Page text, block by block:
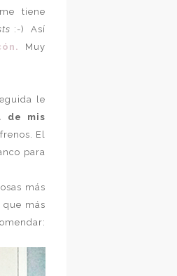
tiene
:-) Así
Muy
le
de mis
El
para
más
que más